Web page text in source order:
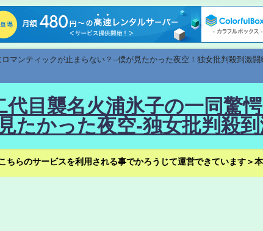
マンティックが止まらない？--僕が見たかった夜空！独女批判殺到激
目襲名火浦氷子の一同驚
たかった夜空-独女批判殺
らのサービスを利用される事でかろうじて運営できています＞